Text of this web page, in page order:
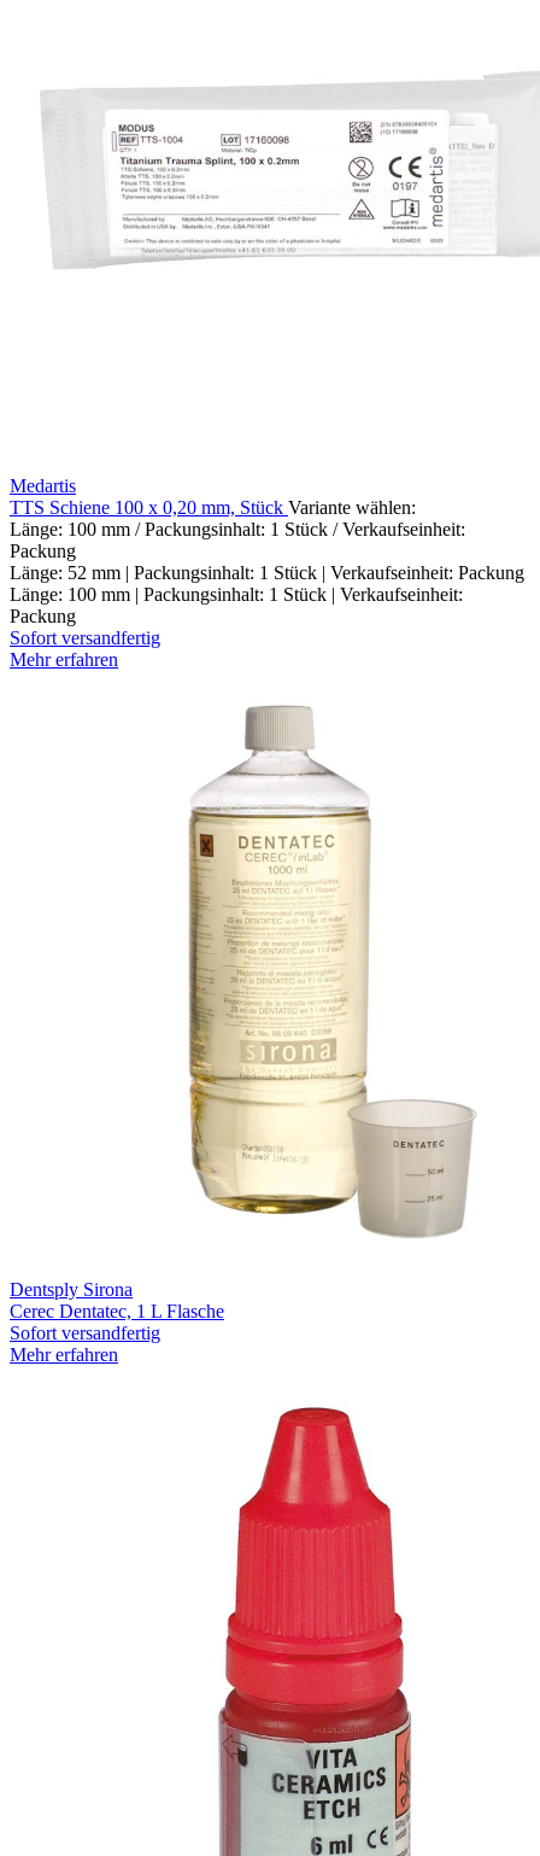
Medartis
TTS Schiene 100 x 0,20 mm, Stück Variante wählen:
Länge: 100 mm / Packungsinhalt: 1 Stück / Verkaufseinheit:
Packung
Länge: 52 mm | Packungsinhalt: 1 Stück | Verkaufseinheit: Packung
Länge: 100 mm | Packungsinhalt: 1 Stück | Verkaufseinheit:
Packung
Sofort versandfertig
Mehr erfahren
Dentsply Sirona
Cerec Dentatec, 1 L Flasche
Sofort versandfertig
Mehr erfahren